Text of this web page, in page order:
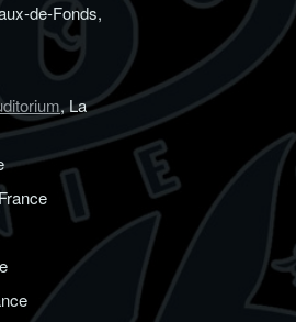
de-Fonds,
, La